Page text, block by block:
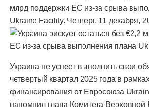
млрд поддержки ЕС из-за срыва
Ukraine Facility. Четверг, 11 декабря,
Украина не успеет выполнить свои
четвертый квартал 2025 года в
финансирования от Евросоюза
напомнил глава Комитета Верховной